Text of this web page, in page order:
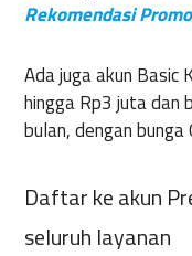
Rekomendasi
Ada juga akun Basic
hingga Rp3 juta dan
bulan, dengan bunga
Daftar ke akun
seluruh layanan